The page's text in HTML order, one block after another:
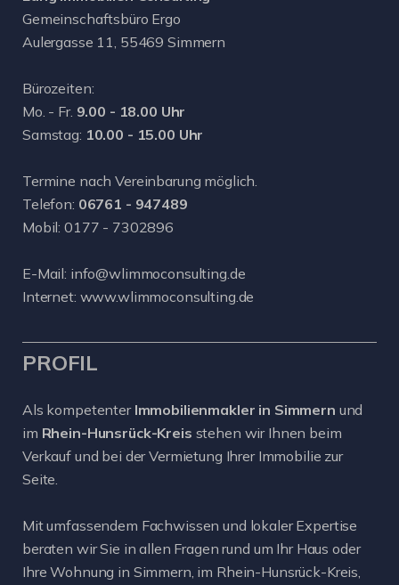
Gemeinschaftsbüro Ergo
Aulergasse 11, 55469 Simmern
Bürozeiten:
Mo. - Fr. 9.00 - 18.00 Uhr
Samstag: 10.00 - 15.00 Uhr
Termine nach Vereinbarung möglich.
Telefon: 06761 - 947489
Mobil: 0177 - 7302896
E-Mail: info@wlimmoconsulting.de
Internet: www.wlimmoconsulting.de
PROFIL
Als kompetenter Immobilienmakler in Simmern und
im Rhein-Hunsrück-Kreis stehen wir Ihnen beim
Verkauf und bei der Vermietung Ihrer Immobilie zur
Seite.
Mit umfassendem Fachwissen und lokaler Expertise
beraten wir Sie in allen Fragen rund um Ihr Haus oder
Ihre Wohnung in Simmern, im Rhein-Hunsrück-Kreis,